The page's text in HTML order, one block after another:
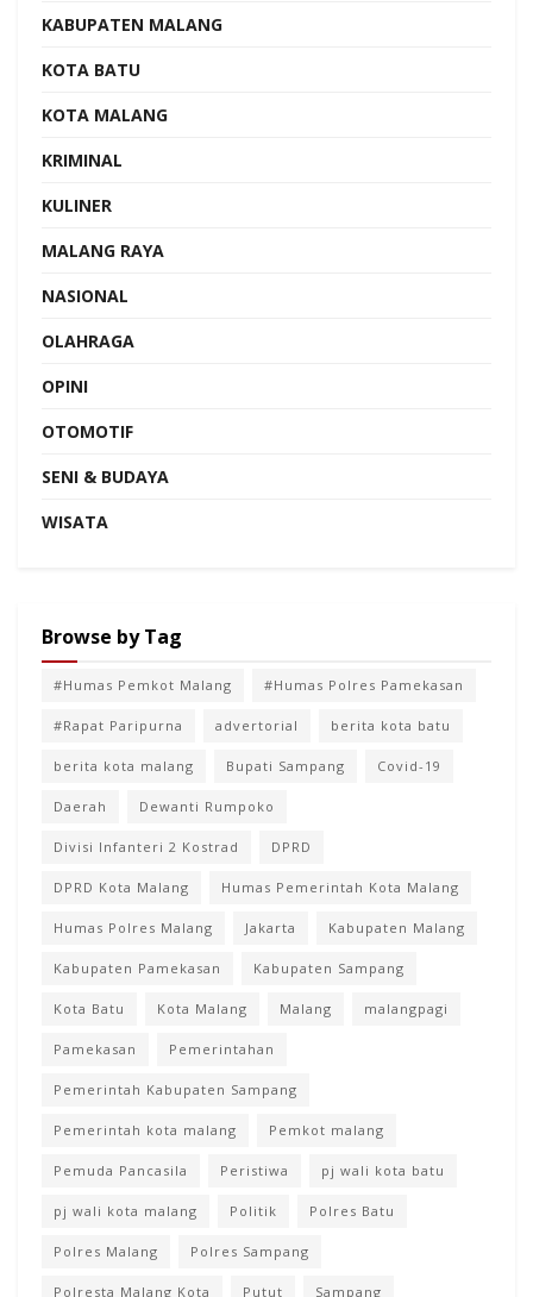
KABUPATEN MALANG
KOTA BATU
KOTA MALANG
KRIMINAL
KULINER
MALANG RAYA
NASIONAL
OLAHRAGA
OPINI
OTOMOTIF
SENI & BUDAYA
WISATA
Browse by Tag
#Humas Pemkot Malang #Humas Polres Pamekasan
#Rapat Paripurna advertorial berita kota batu
berita kota malang Bupati Sampang Covid-19
Daerah Dewanti Rumpoko
Divisi Infanteri 2 Kostrad DPRD
DPRD Kota Malang Humas Pemerintah Kota Malang
Humas Polres Malang Jakarta Kabupaten Malang
Kabupaten Pamekasan Kabupaten Sampang
Kota Batu Kota Malang Malang malangpagi
Pamekasan Pemerintahan
Pemerintah Kabupaten Sampang
Pemerintah kota malang Pemkot malang
Pemuda Pancasila Peristiwa pj wali kota batu
pj wali kota malang Politik Polres Batu
Polres Malang Polres Sampang
Polresta Malang Kota Putut Sampang